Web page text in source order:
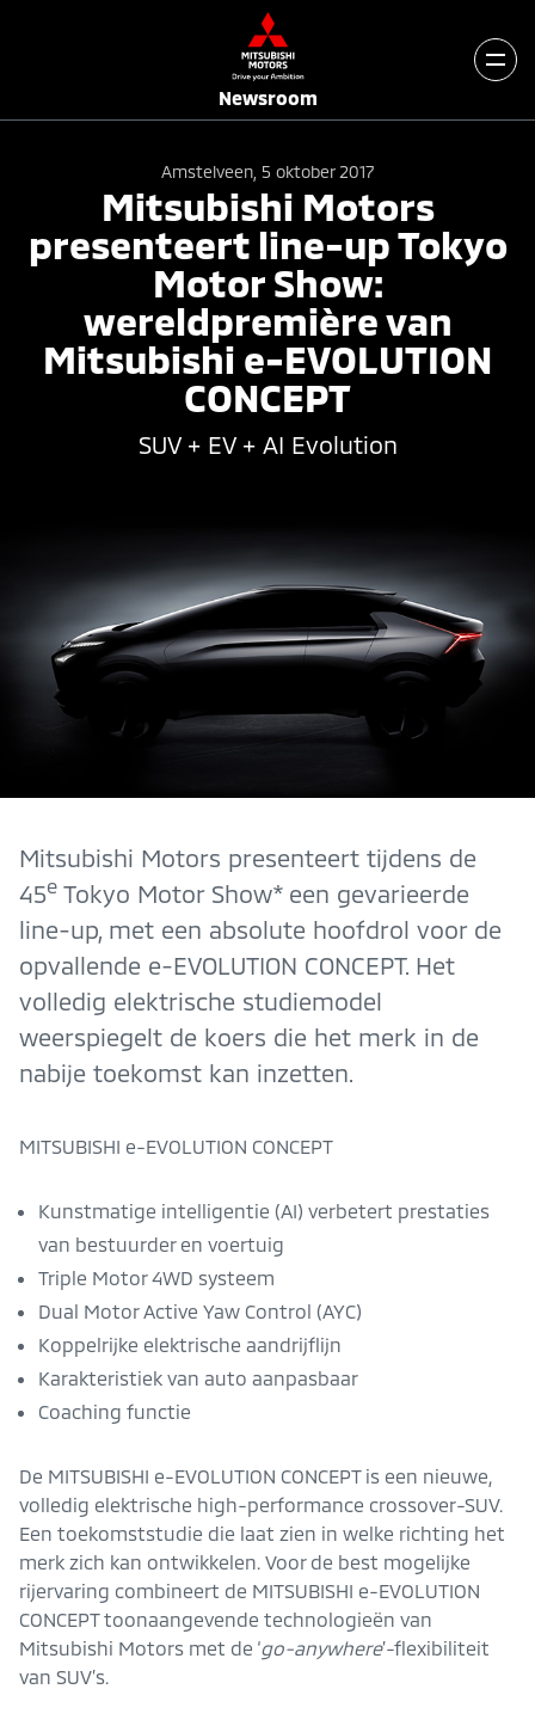
Newsroom
Amstelveen, 5 oktober 2017
Mitsubishi Motors
presenteert line-up Tokyo
Motor Show:
wereldpremière van
Mitsubishi e-EVOLUTION
CONCEPT
SUV + EV + AI Evolution
Mitsubishi Motors presenteert tijdens de
45e Tokyo Motor Show* een gevarieerde
line-up, met een absolute hoofdrol voor de
opvallende e-EVOLUTION CONCEPT. Het
volledig elektrische studiemodel
weerspiegelt de koers die het merk in de
nabije toekomst kan inzetten.
MITSUBISHI e-EVOLUTION CONCEPT
Kunstmatige intelligentie (AI) verbetert prestaties
van bestuurder en voertuig
Triple Motor 4WD systeem
Dual Motor Active Yaw Control (AYC)
Koppelrijke elektrische aandrijflijn
Karakteristiek van auto aanpasbaar
Coaching functie
De MITSUBISHI e-EVOLUTION CONCEPT is een nieuwe,
volledig elektrische high-performance crossover-SUV.
Een toekomststudie die laat zien in welke richting het
merk zich kan ontwikkelen. Voor de best mogelijke
rijervaring combineert de MITSUBISHI e-EVOLUTION
CONCEPT toonaangevende technologieën van
Mitsubishi Motors met de ‘go-anywhere’-flexibiliteit
van SUV’s.